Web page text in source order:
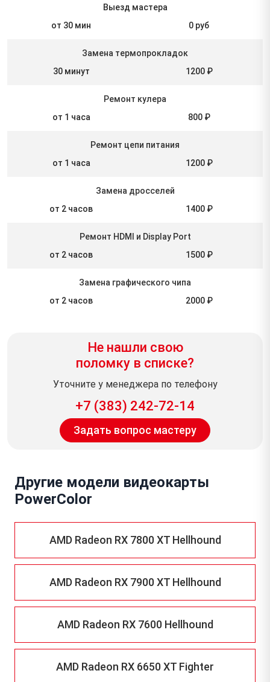
Выезд мастера
от 30 мин
0 руб
Замена термопрокладок
30 минут
1200 ₽
Ремонт кулера
от 1 часа
800 ₽
Ремонт цепи питания
от 1 часа
1200 ₽
Замена дросселей
от 2 часов
1400 ₽
Ремонт HDMI и Display Port
от 2 часов
1500 ₽
Замена графического чипа
от 2 часов
2000 ₽
Не нашли свою
поломку в списке?
Уточните у менеджера по телефону
+7 (383) 242-72-14
Задать вопрос мастеру
Другие модели видеокарты
PowerColor
AMD Radeon RX 7800 XT Hellhound
AMD Radeon RX 7900 XT Hellhound
AMD Radeon RX 7600 Hellhound
AMD Radeon RX 6650 XT Fighter